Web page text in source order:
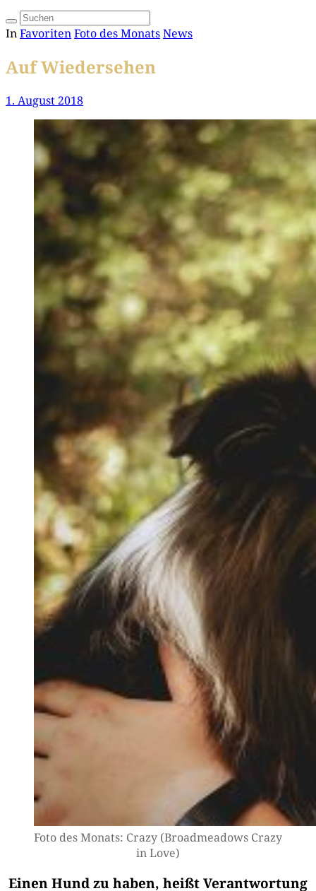
InFavoritenFoto des MonatsNews
Auf Wiedersehen
1. August 2018
Foto des Monats: Cra­zy (Broad­me­a­dows Cra­zy
in Love)
Einen Hund zu haben, heißt Verantwortung